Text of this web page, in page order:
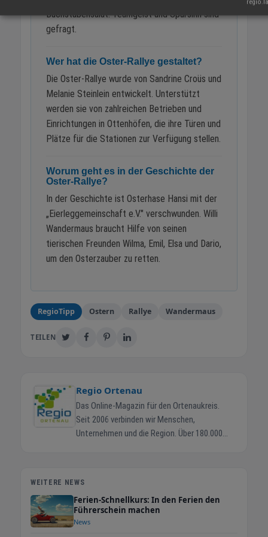
Buchstabensalat. Teamgeist und Spürsinn sind
gefragt.
Wer hat die Oster-Rallye gestaltet?
Die Oster-Rallye wurde von Sandrine Croüs und
Melanie Steinlein entwickelt. Unterstützt
werden sie von zahlreichen Betrieben und
Einrichtungen in Ottenhöfen, die ihre Türen und
Plätze für die Stationen zur Verfügung stellen.
Worum geht es in der Geschichte der
Oster-Rallye?
In der Geschichte ist Osterhase Hansi mit der
„Eierleggemeinschaft e.V." verschwunden. Willi
Wandermaus braucht Hilfe von seinen
tierischen Freunden Wilma, Emil, Elsa und Dario,
um den Osterzauber zu retten.
RegioTipp Ostern Rallye Wandermaus
TEILEN
Regio Ortenau
Das Online-Magazin für den Ortenaukreis.
Seit 2006 verbinden wir Menschen,
Unternehmen und die Region. Über 180.000
aktuelle Termine, Veranstaltungen, lokale
Angebote und Marktinformationen. Betrieben
wird das Magazin von der Regio Media eG in
WEITERE NEWS
Ferien-Schnellkurs: In den Ferien den
Führerschein machen
News